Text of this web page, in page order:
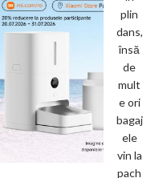
plin
dans,
însă
de
mult
e ori
bagaj
ele
vin la
pach